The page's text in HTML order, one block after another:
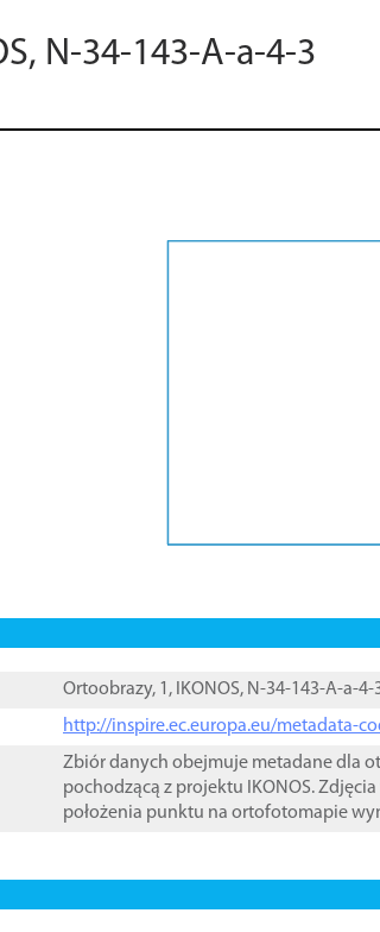
N-34-143-A-a-4-3
Ortoobrazy, 1, IKONOS, N-34-143-A-a-4-
http://inspire.ec.europa.eu/metadata-
Zbiór danych obejmuje metadane dla
pochodzącą z projektu IKONOS.
położenia punktu na ortofotomapie